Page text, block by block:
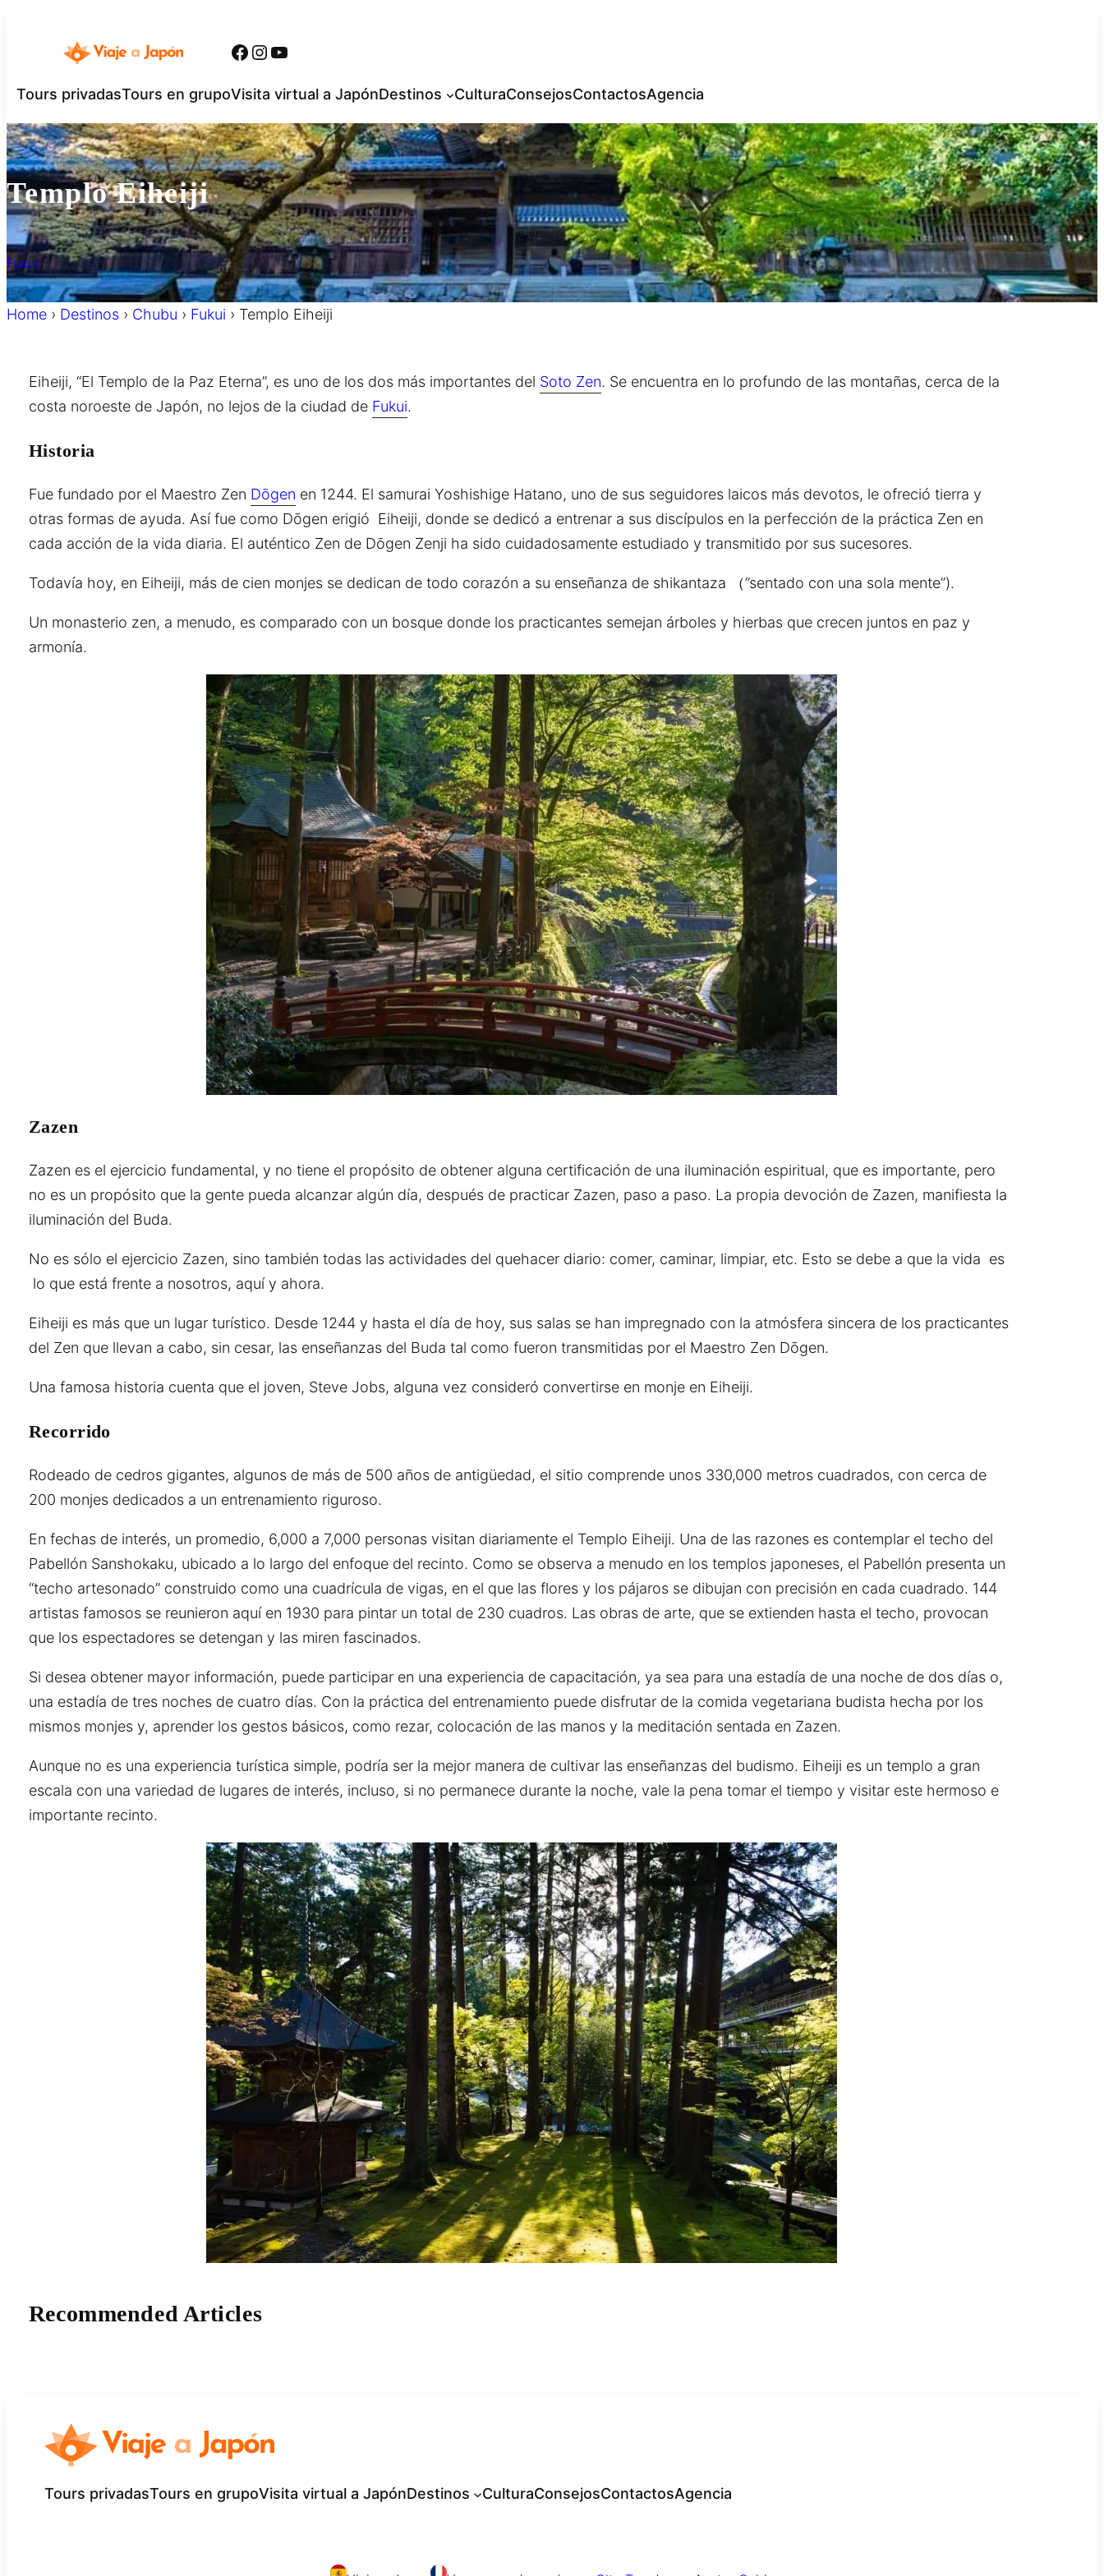
ス
ッ
プ
Facebook
Instagram
YouTube
Tours privadasTours en grupoVisita virtual a JapónDestinos CulturaConsejosContactosAgencia
Templo Eiheiji
Fukui
Home › Destinos › Chubu › Fukui › Templo Eiheiji
Eiheiji, “El Templo de la Paz Eterna”, es uno de los dos más importantes del Soto Zen. Se encuentra en lo profundo de las montañas, cerca de la
costa noroeste de Japón, no lejos de la ciudad de Fukui.
Historia
Fue fundado por el Maestro Zen Dōgen en 1244. El samurai Yoshishige Hatano, uno de sus seguidores laicos más devotos, le ofreció tierra y
otras formas de ayuda. Así fue como Dōgen erigió Eiheiji, donde se dedicó a entrenar a sus discípulos en la perfección de la práctica Zen en
cada acción de la vida diaria. El auténtico Zen de Dōgen Zenji ha sido cuidadosamente estudiado y transmitido por sus sucesores.
Todavía hoy, en Eiheiji, más de cien monjes se dedican de todo corazón a su enseñanza de shikantaza （”sentado con una sola mente”).
Un monasterio zen, a menudo, es comparado con un bosque donde los practicantes semejan árboles y hierbas que crecen juntos en paz y
armonía.
Zazen
Zazen es el ejercicio fundamental, y no tiene el propósito de obtener alguna certificación de una iluminación espiritual, que es importante, pero
no es un propósito que la gente pueda alcanzar algún día, después de practicar Zazen, paso a paso. La propia devoción de Zazen, manifiesta la
iluminación del Buda.
No es sólo el ejercicio Zazen, sino también todas las actividades del quehacer diario: comer, caminar, limpiar, etc. Esto se debe a que la vida es
lo que está frente a nosotros, aquí y ahora.
Eiheiji es más que un lugar turístico. Desde 1244 y hasta el día de hoy, sus salas se han impregnado con la atmósfera sincera de los practicantes
del Zen que llevan a cabo, sin cesar, las enseñanzas del Buda tal como fueron transmitidas por el Maestro Zen Dōgen.
Una famosa historia cuenta que el joven, Steve Jobs, alguna vez consideró convertirse en monje en Eiheiji.
Recorrido
Rodeado de cedros gigantes, algunos de más de 500 años de antigüedad, el sitio comprende unos 330,000 metros cuadrados, con cerca de
200 monjes dedicados a un entrenamiento riguroso.
En fechas de interés, un promedio, 6,000 a 7,000 personas visitan diariamente el Templo Eiheiji. Una de las razones es contemplar el techo del
Pabellón Sanshokaku, ubicado a lo largo del enfoque del recinto. Como se observa a menudo en los templos japoneses, el Pabellón presenta un
“techo artesonado” construido como una cuadrícula de vigas, en el que las flores y los pájaros se dibujan con precisión en cada cuadrado. 144
artistas famosos se reunieron aquí en 1930 para pintar un total de 230 cuadros. Las obras de arte, que se extienden hasta el techo, provocan
que los espectadores se detengan y las miren fascinados.
Si desea obtener mayor información, puede participar en una experiencia de capacitación, ya sea para una estadía de una noche de dos días o,
una estadía de tres noches de cuatro días. Con la práctica del entrenamiento puede disfrutar de la comida vegetariana budista hecha por los
mismos monjes y, aprender los gestos básicos, como rezar, colocación de las manos y la meditación sentada en Zazen.
Aunque no es una experiencia turística simple, podría ser la mejor manera de cultivar las enseñanzas del budismo. Eiheiji es un templo a gran
escala con una variedad de lugares de interés, incluso, si no permanece durante la noche, vale la pena tomar el tiempo y visitar este hermoso e
importante recinto.
Recommended Articles
Tours privadasTours en grupoVisita virtual a JapónDestinos CulturaConsejosContactosAgencia